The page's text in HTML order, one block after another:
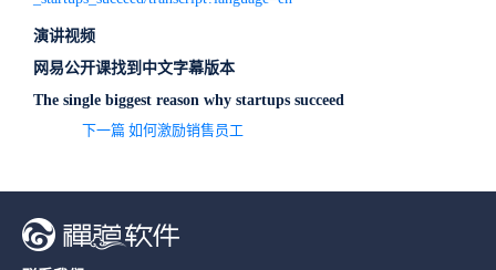
演讲视频
网易公开课找到中文字幕版本
The single biggest reason why startups succeed
下一篇 如何激励销售员工